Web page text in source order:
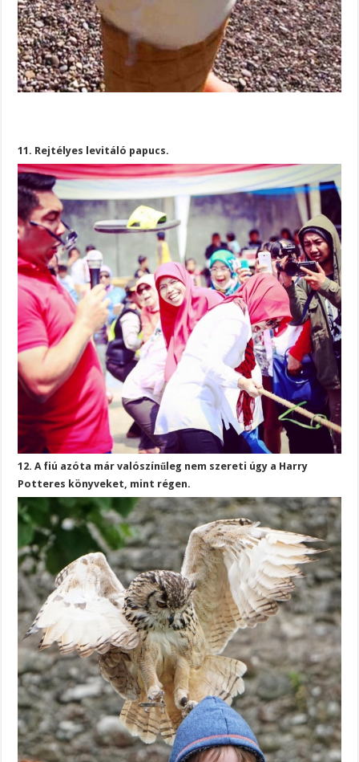
11. Rejtélyes levitáló papucs.
12. A fiú azóta már valószínűleg nem szereti úgy a Harry
Potteres könyveket, mint régen.